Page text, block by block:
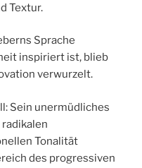
Textur.
Sprache
inspiriert ist, blieb
verwurzelt.
Sein unermüdliches
Tonalität
des progressiven